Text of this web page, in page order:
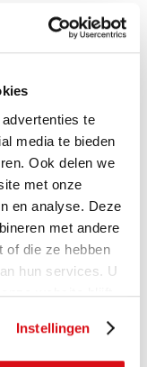
te
media te bieden
Ook delen we
met onze
en analyse. Deze
met andere
of die ze hebben
hun services. U
website blijft
Instellingen